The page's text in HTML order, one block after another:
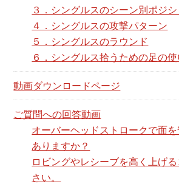
３．シングルスのシーン別ポジ
４．シングルスの攻撃パターン
５．シングルスのラウンド
６．シングルス拾うための足の使
動画ダウンロードページ
ご質問への回答動画
オーバーヘッドストロークで面
ありますか？
ロビングやレシーブを高く上げ
さい。